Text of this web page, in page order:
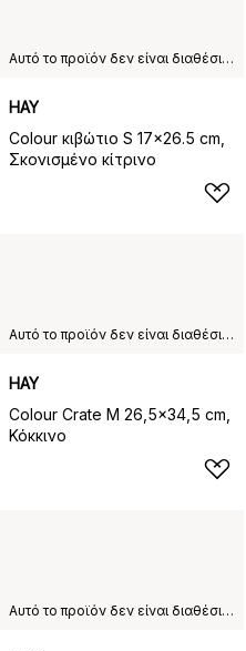
Αυτό το προϊόν δεν είναι διαθέσιμο στη χώρα παράδοσης που έχετε επιλέξει.
HAY
Colour κιβώτιο S 17x26.5 cm,
Σκονισμένο κίτρινο
Αυτό το προϊόν δεν είναι διαθέσιμο στη χώρα παράδοσης που έχετε επιλέξει.
HAY
Colour Crate M 26,5x34,5 cm,
Κόκκινο
Αυτό το προϊόν δεν είναι διαθέσιμο στη χώρα παράδοσης που έχετε επιλέξει.